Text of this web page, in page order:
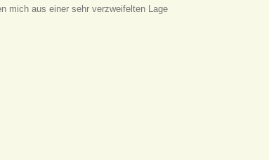
mich aus einer sehr verzweifelten Lage